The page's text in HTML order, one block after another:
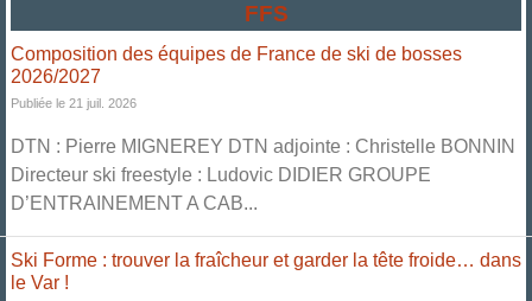
FFS
Composition des équipes de France de ski de bosses
2026/2027
Publiée le 21 juil. 2026
DTN : Pierre MIGNEREY DTN adjointe : Christelle BONNIN
Directeur ski freestyle : Ludovic DIDIER GROUPE
D’ENTRAINEMENT A CAB...
Ski Forme : trouver la fraîcheur et garder la tête froide… dans
le Var !